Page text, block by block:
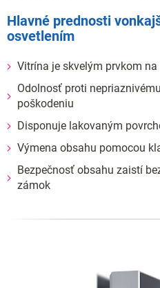
Hlavné prednosti
osvetlením
Vitrína je skvelým prvkom
Odolnosť proti
poškodeniu
Disponuje lakovaným
Výmena obsahu pomocou
Bezpečnosť obsahu zaistí
zámok